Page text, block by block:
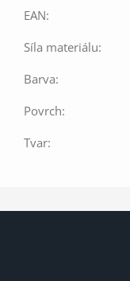
EAN:
Síla materiálu:
Barva:
Povrch:
Tvar: